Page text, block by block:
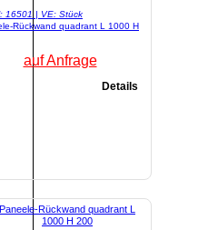
16501 | VE: Stück
Rückwand quadrant L 1000 H
auf Anfrage
Details